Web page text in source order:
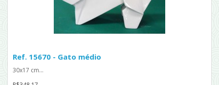
Ref. 15670 - Gato médio
30x17 cm...